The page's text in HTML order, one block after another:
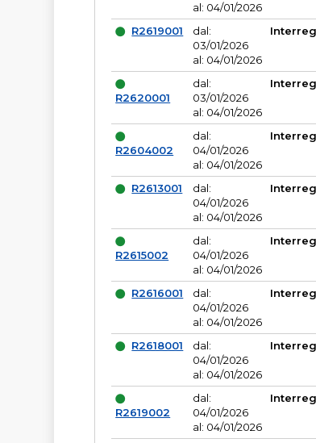
al: 04/01/2026
R2619001
dal:
03/01/2026
al: 04/01/2026
R2620001
dal:
03/01/2026
al: 04/01/2026
R2604002
dal:
04/01/2026
al: 04/01/2026
R2613001
dal:
04/01/2026
al: 04/01/2026
R2615002
dal:
04/01/2026
al: 04/01/2026
R2616001
dal:
04/01/2026
al: 04/01/2026
R2618001
dal:
04/01/2026
al: 04/01/2026
R2619002
dal:
04/01/2026
al: 04/01/2026